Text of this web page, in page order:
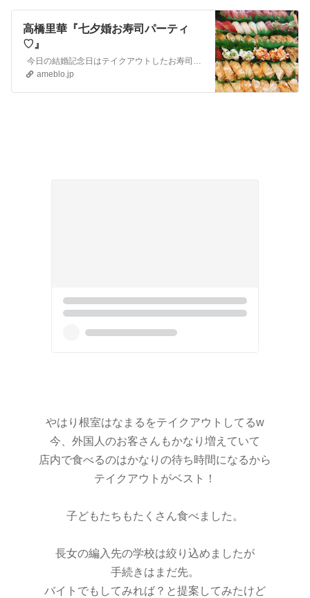
高橋里華『七夕婚お寿司パーティ
♡』
ameblo.jp
やはり根室はなまるをテイクアウトしてるw
今、外国人のお客さんもかなり増えていて
店内で食べるのはかなりの待ち時間になるから
テイクアウトがベスト！
子どもたちもたくさん食べました。
長女の編入先の学校は絞り込めましたが
手続きはまだ先。
バイトでもしてみれば？と提案してみたけど